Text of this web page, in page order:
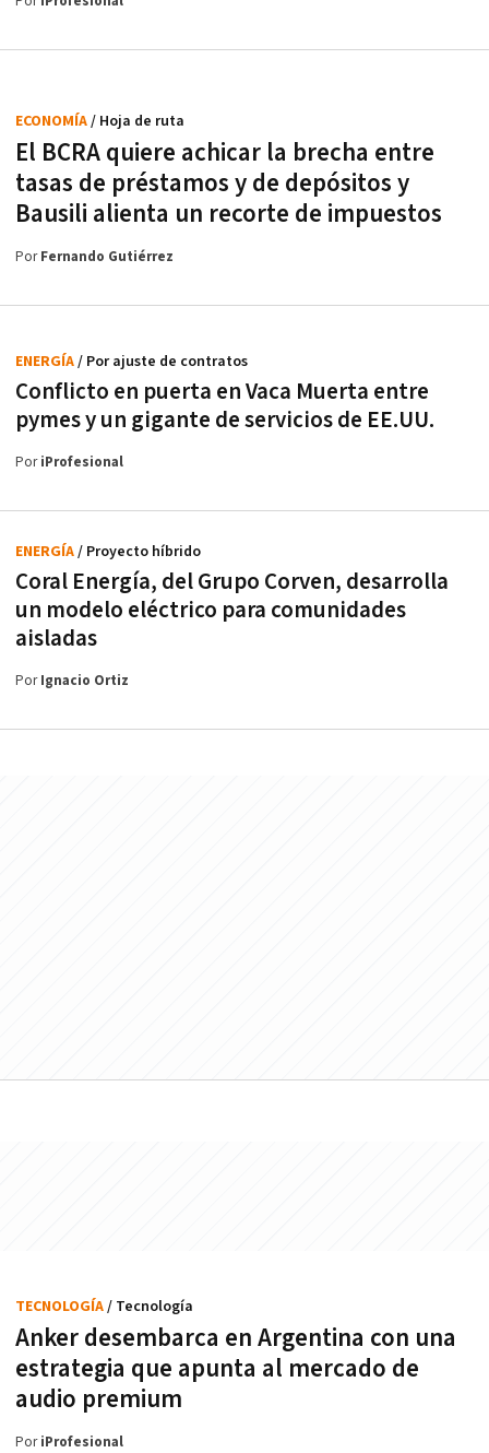
El BCRA quiere achicar la brecha entre
tasas de préstamos y de depósitos y
Bausili alienta un recorte de impuestos
ECONOMÍA/ Hoja de ruta
PorFernando Gutiérrez
Conflicto en puerta en Vaca Muerta entre
pymes y un gigante de servicios de EE.UU.
ENERGÍA/ Por ajuste de contratos
PoriProfesional
Coral Energía, del Grupo Corven, desarrolla
un modelo eléctrico para comunidades
aisladas
ENERGÍA/ Proyecto híbrido
PorIgnacio Ortiz
Anker desembarca en Argentina con una
estrategia que apunta al mercado de
audio premium
TECNOLOGÍA/ Tecnología
PoriProfesional